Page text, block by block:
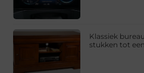
Klassiek
stukken tot